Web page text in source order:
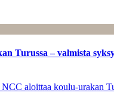
Turussa – valmista
aloittaa koulu-urakan